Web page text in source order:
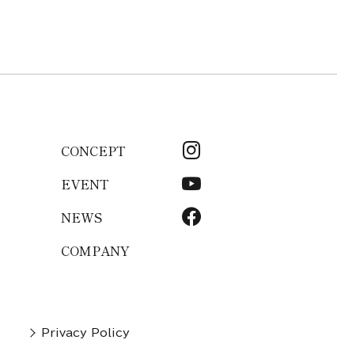
CONCEPT
EVENT
NEWS
COMPANY
Privacy Policy